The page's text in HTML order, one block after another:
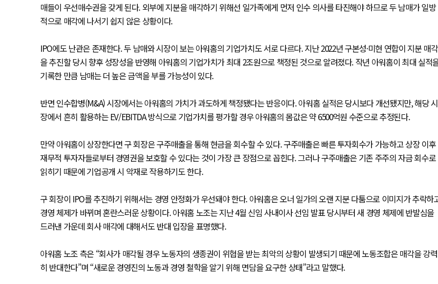
매들이 우선매수권을 갖게 된다. 외부에 지분을 매각하기 위해선 일가족에게 먼저 인수 의사를 타진해야 하므로 두 남매가 일방
적으로 매각에 나서기 쉽지 않은 상황이다.
IPO에도 난관은 존재한다. 두 남매와 시장이 보는 아워홈의 기업가치도 서로 다르다. 지난 2022년 구본성·미현 연합이 지분 매각
을 추진할 당시 향후 성장성을 반영해 아워홈의 기업가치가 최대 2조원으로 책정된 것으로 알려졌다. 작년 아워홈이 최대 실적
기록한 만큼 남매는 더 높은 금액을 부를 가능성이 있다.
반면 인수합병(M&A) 시장에서는 아워홈의 가치가 과도하게 책정됐다는 반응이다. 아워홈 실적은 당시보다 개선됐지만, 해당 시
장에서 흔히 활용하는 EV/EBITDA 방식으로 기업가치를 평가할 경우 아워홈의 몸값은 약 6500억원 수준으로 추정된다.
만약 아워홈이 상장한다면 구 회장은 구주매출을 통해 현금을 회수할 수 있다. 구주매출은 빠른 투자회수가 가능하고 상장 이후
재무적 투자자들로부터 경영권을 보호할 수 있다는 것이 가장 큰 장점으로 꼽힌다. 그러나 구주매출은 기존 주주의 자금 회수로
읽히기 때문에 기업공개 시 악재로 작용하기도 한다.
구 회장이 IPO를 추진하기 위해서는 경영 안정화가 우선돼야 한다. 아워홈은 오너 일가의 오랜 지분 다툼으로 이미지가 추락하
경영 체제가 바뀌며 혼란스러운 상황이다. 아워홈 노조는 지난 4월 신임 사내이사 선임 발표 당시부터 새 경영 체제에 반발심을
드러낸 가운데 회사 매각에 대해서도 반대 입장을 표명했다.
아워홈 노조 측은 “회사가 매각될 경우 노동자의 생종권이 위협을 받는 최악의 상황이 발생되기 때문에 노동조합은 매각을 강력
히 반대한다”며 “새로운 경영진의 노동과 경영 철학을 알기 위해 면담을 요구한 상태”라고 말했다.